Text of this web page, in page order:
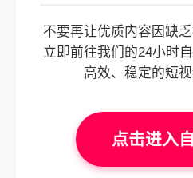
不要再让优质内容因缺
立即前往我们的24小时
高效、稳定的短视
点击进入